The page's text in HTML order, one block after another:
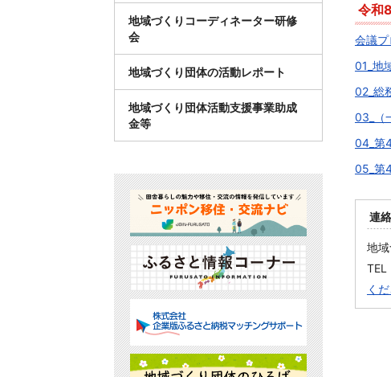
令和
会議
01_地
02_総
03_（
04_第
05_第
連
地
くだ
地域づくりコーディネーター研修
会
地域づくり団体の活動レポート
地域づくり団体活動支援事業助成
金等